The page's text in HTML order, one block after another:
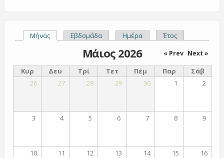
Πρωτεύουσες καρτέλες
Μήνας(ενεργή καρτέλα)
Εβδομάδα Ημέρα Έτος
Μάιος 2026 « Prev Next »
Κυρ Δευ Τρί Τετ Πέμ Παρ
Σάβ
26
27 28 29 30 1 2
3 4 5 6 7 8 9
10 11 12 13 14 15 16